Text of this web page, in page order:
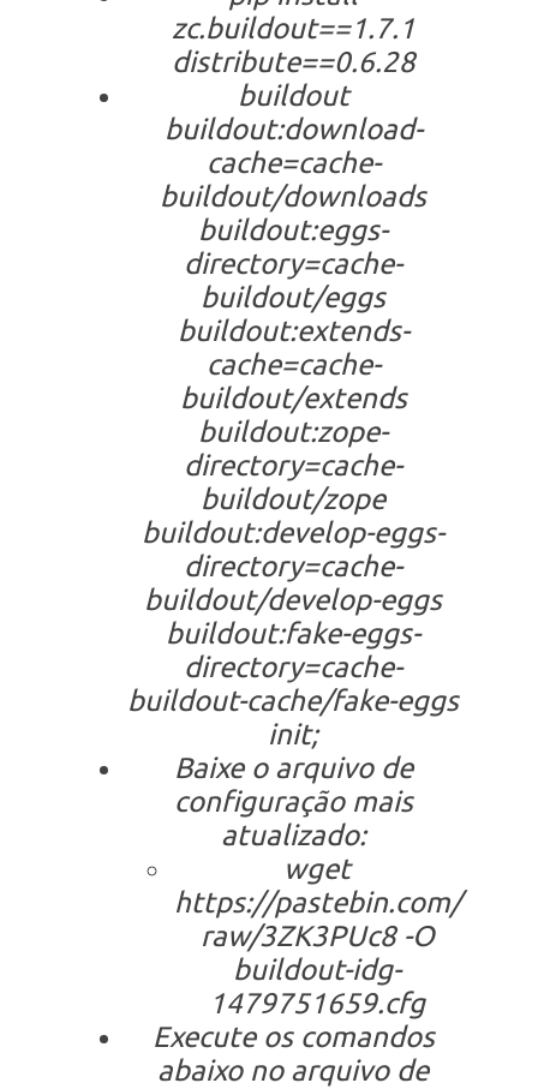
zc.buildout==1.7.1
distribute==0.6.28
buildout
buildout:download-
cache=cache-
buildout/downloads
buildout:eggs-
directory=cache-
buildout/eggs
buildout:extends-
cache=cache-
buildout/extends
buildout:zope-
directory=cache-
buildout/zope
buildout:develop-eggs-
directory=cache-
buildout/develop-eggs
buildout:fake-eggs-
directory=cache-
buildout-cache/fake-eggs
init;
Baixe o arquivo de
configuração mais
atualizado:
wget
https://pastebin.com/
raw/3ZK3PUc8 -O
buildout-idg-
1479751659.cfg
Execute os comandos
abaixo no arquivo de